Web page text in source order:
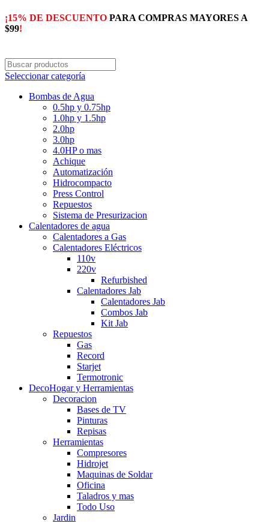
¡15% DE DESCUENTO PARA COMPRAS MAYORES A
$99!
Seleccionar categoría
Bombas de Agua
0.5hp y 0.75hp
1.0hp y 1.5hp
2.0hp
3.0hp
4.0HP o mas
Achique
Automatización
Hidrocompacto
Press Control
Repuestos
Sistema de Presurizacion
Calentadores de agua
Calentadores a Gas
Calentadores Eléctricos
110v
220v
Refurbished
Calentadores Jab
Calentadores Jab
Combos Jab
Kit Jab
Repuestos
Gas
Record
Starjet
Termotronic
DecoHogar y Herramientas
Decoracion
Bases de TV
Pinturas
Repisas
Herramientas
Compresores
Hidrojet
Maquinas de Soldar
Oficina
Taladros y mas
Todo Uso
Jardin